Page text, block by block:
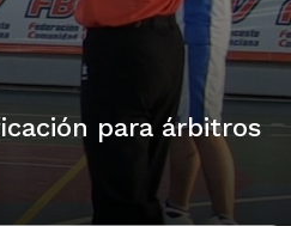
para árbitros